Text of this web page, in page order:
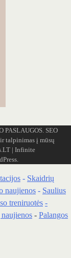
SEO
talpinimas į mūsų
| Infinite
.
- Skaidrių
naujienos - Saulius
treniruotės -
- Palangos